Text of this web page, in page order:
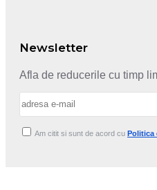
Newsletter
Afla de reducerile cu timp
Am citit si sunt de acord cu Politica